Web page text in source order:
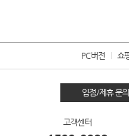
PC버전 쇼
입점/제휴 문의
고객센터